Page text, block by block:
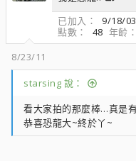
已加入
9/18/03
點數
48 年齡
8/23/11
starsing 說：
看大家拍的那麼棒…真是
恭喜恐龍大~終於丫~